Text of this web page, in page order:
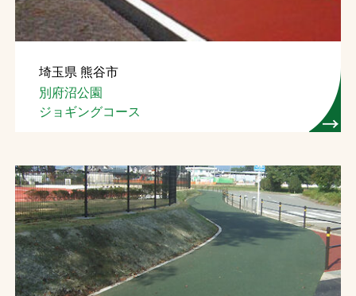
埼玉県 熊谷市
別府沼公園
ジョギングコース